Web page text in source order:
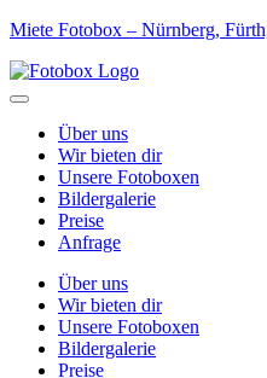
Miete Fotobox – Nürnberg,
Über uns
Wir bieten dir
Unsere Fotoboxen
Bildergalerie
Preise
Anfrage
Über uns
Wir bieten dir
Unsere Fotoboxen
Bildergalerie
Preise